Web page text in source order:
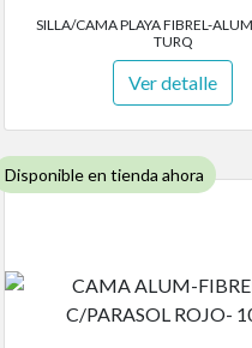
SILLA/CAMA PLAYA FIBREL-
TURQ
Ver detalle
Disponible en tienda ahora